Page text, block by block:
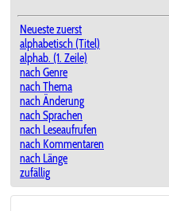
Neueste zuerst
alphabetisch (Titel)
alphab. (1. Zeile)
nach Genre
nach Thema
nach Änderung
nach Sprachen
nach Leseaufrufen
nach Kommentaren
nach Länge
zufällig